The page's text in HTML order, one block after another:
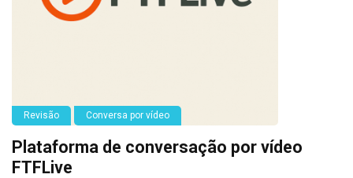
Revisão Conversa por vídeo
Plataforma de conversação por vídeo
FTFLive